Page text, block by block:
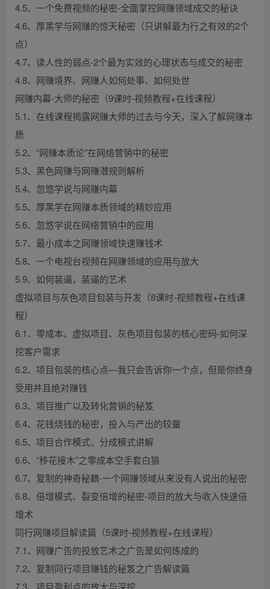
4.5、一个免费视频的秘密-全面掌控网赚领域成交的秘诀
4.6、厚黑学与网赚的惊天秘密（只讲解最为行之有效的2个
点）
4.7、读人性的弱点-2个最为实效的心理状态与成交的秘密
4.8、网赚境界、网赚人如何处事、如何处世
网赚内幕-大师的秘密（9课时-视频教程+在线课程）
5.1、在线课程揭露网赚大师的过去与今天，深入了解网赚本
质
5.2、“网赚本质论”在网络营销中的秘密
5.3、黑色网赚与网赚潜规则解析
5.4、忽悠学说与网赚内幕
5.5、厚黑学在网赚本质领域的精妙应用
5.6、忽悠学说在网络营销中的应用
5.7、最小成本之网赚领域快速赚钱术
5.8、一个电视台视频在网赚领域的应用与放大
5.9、如何装逼，装逼的艺术
虚拟项目与灰色项目包装与开发（8课时-视频教程+在线课
程）
6.1、零成本、虚拟项目、灰色项目包装的核心密码-如何深
挖客户需求
6.2、项目包装的核心点—我只会告诉你一个点，但是你终身
受用并且绝对赚钱
6.3、项目推广以及转化营销的秘笈
6.4、花钱烧钱的秘密，投入与产出的较量
6.5、项目合作模式、分成模式讲解
6.6、“移花接木”之零成本空手套白狼
6.7、复制的神奇秘籍-一个网赚领域从来没有人说出的秘密
6.8、倍增模式、裂变倍增的秘密-项目的放大与收入快速倍
增术
同行网赚项目解读篇（5课时-视频教程+在线课程）
7.1、网赚广告的投放艺术之广告是如何炼成的
7.2、复制同行项目赚钱的秘笈之广告解读篇